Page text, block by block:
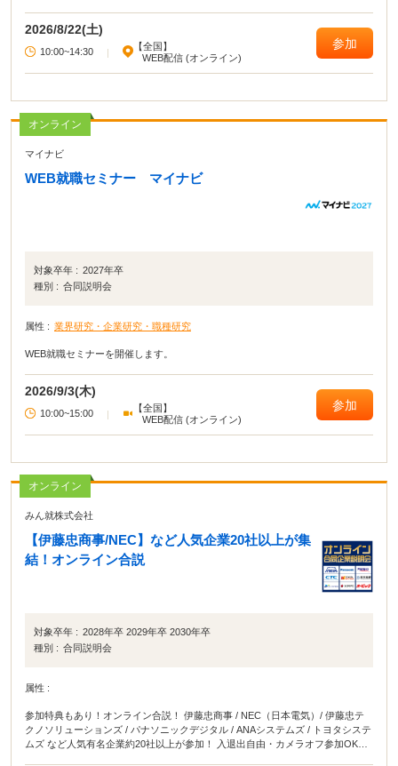
方も大歓迎。 あなたらしく働ける企業との出会いを見つけてみませんか？
2026/8/22(土)
10:00~14:30 |
【全国】
WEB配信 (オンライン)
参加
オンライン
マイナビ
WEB就職セミナー マイナビ
対象卒年 : 2027年卒
種別 : 合同説明会
属性 : 業界研究・企業研究・職種研究
WEB就職セミナーを開催します。
2026/9/3(木)
10:00~15:00 |
【全国】
WEB配信 (オンライン)
参加
オンライン
みん就株式会社
【伊藤忠商事/NEC】など人気企業20社以上が集
結！オンライン合説
対象卒年 : 2028年卒 2029年卒 2030年卒
種別 : 合同説明会
属性 :
参加特典もあり！オンライン合説！ 伊藤忠商事 / NEC（日本電気）/ 伊藤忠テ
クノソリューションズ / パナソニックデジタル / ANAシステムズ / トヨタシステ
ムズ など人気有名企業約20社以上が参加！ 入退出自由・カメラオフ参加OKな